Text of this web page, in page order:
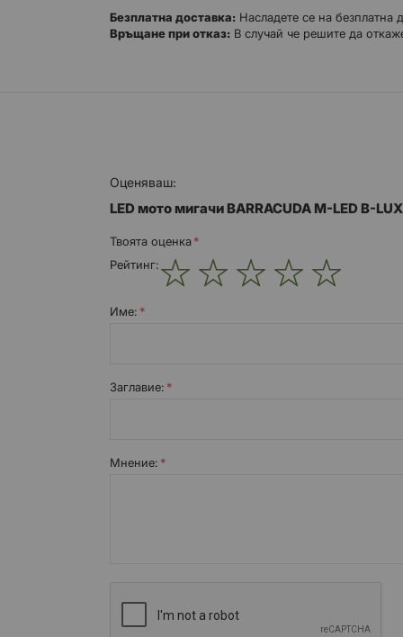
M-LED се характеризират със
M-LED B-LUX се продават в комплект по два броя.
Безплатна доставка: Насладете се на безплатна
Връщане при отказ: В случай че решите да
Оценяваш:
LED мото мигачи BARRACUDA M-LED B-LUX
Твоята оценка
Рейтинг:
Име:
Заглавиe:
Мнение: